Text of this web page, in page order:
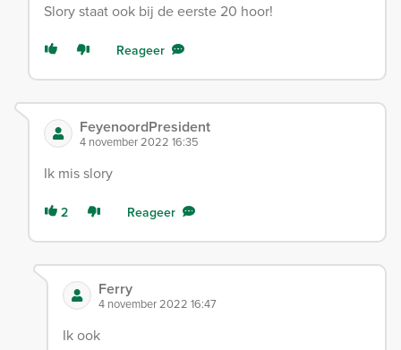
Slory staat ook bij de eerste 20 hoor!
Reageer
FeyenoordPresident
4 november 2022 16:35
Ik mis slory
2 Reageer
Ferry
4 november 2022 16:47
Ik ook